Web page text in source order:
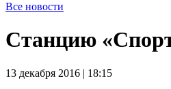
Все новости
Станцию
13 декабря 2016 | 18:15